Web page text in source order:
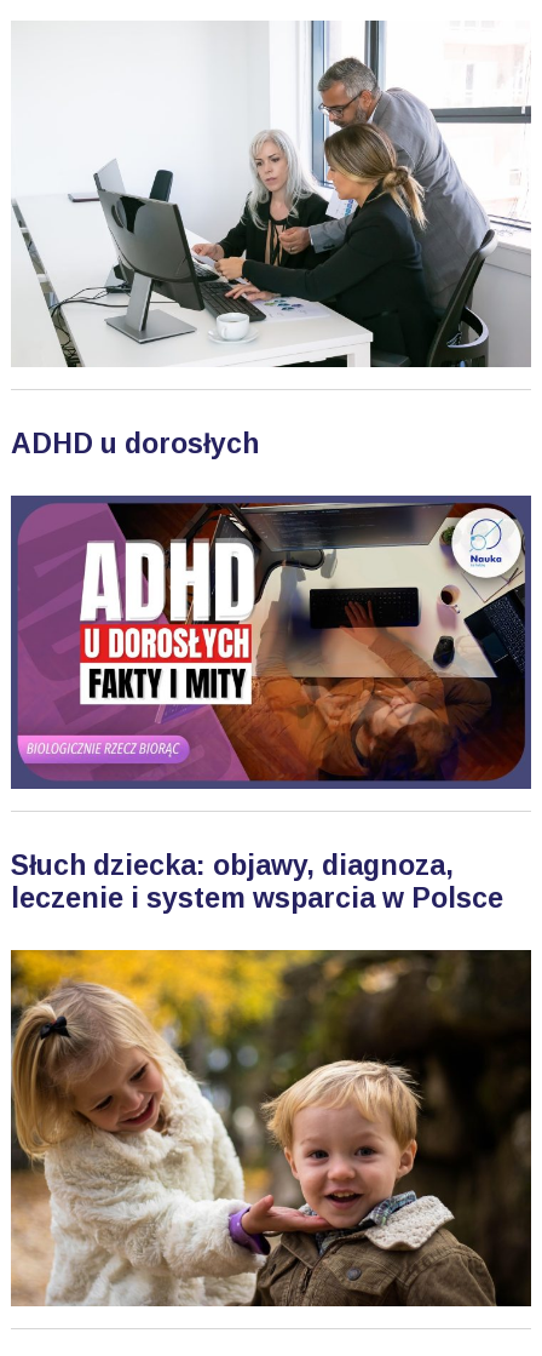
ADHD u dorosłych
Słuch dziecka: objawy, diagnoza,
leczenie i system wsparcia w Polsce